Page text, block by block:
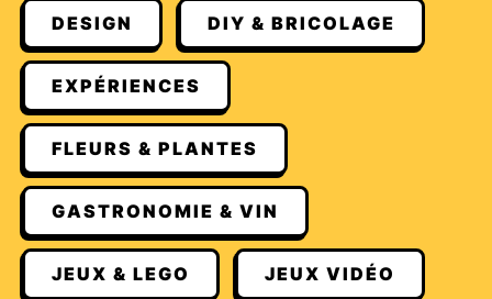
DESIGN DIY & BRICOLAGE
EXPÉRIENCES
FLEURS & PLANTES
GASTRONOMIE & VIN
JEUX & LEGO JEUX VIDÉO